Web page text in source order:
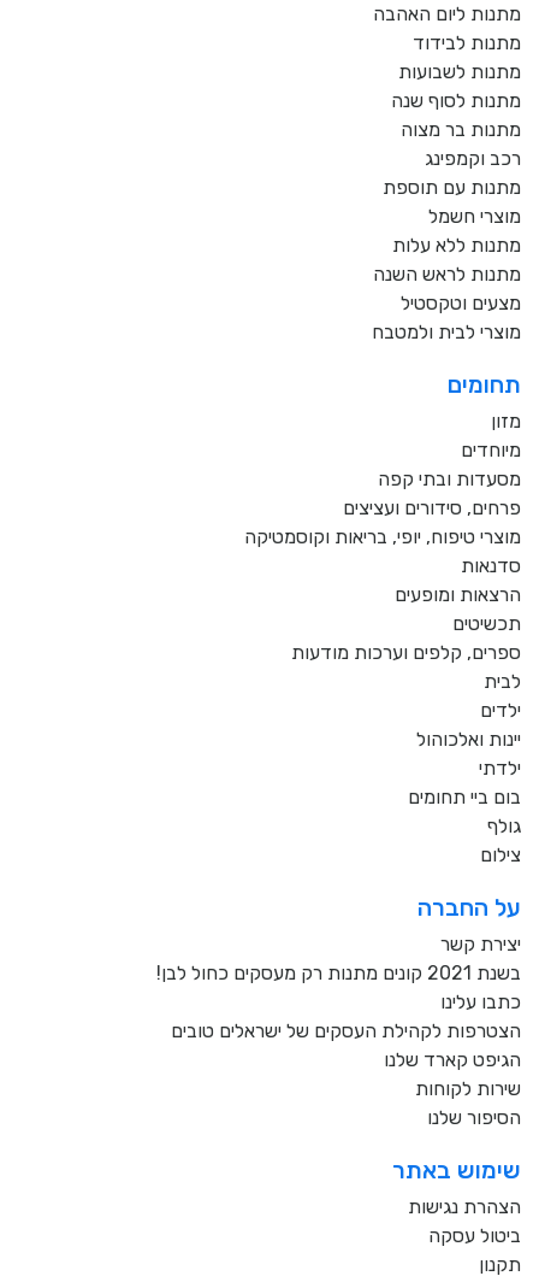
מתנות ליום האהבה
מתנות לבידוד
מתנות לשבועות
מתנות לסוף שנה
מתנות בר מצוה
רכב וקמפינג
מתנות עם תוספת
מוצרי חשמל
מתנות ללא עלות
מתנות לראש השנה
מצעים וטקסטיל
מוצרי לבית ולמטבח
תחומים
מזון
מיוחדים
מסעדות ובתי קפה
פרחים, סידורים ועציצים
מוצרי טיפוח, יופי, בריאות וקוסמטיקה
סדנאות
הרצאות ומופעים
תכשיטים
ספרים, קלפים וערכות מודעות
לבית
ילדים
יינות ואלכוהול
ילדתי
בום ביי תחומים
גולף
צילום
על החברה
יצירת קשר
בשנת 2021 קונים מתנות רק מעסקים כחול לבן!
כתבו עלינו
הצטרפות לקהילת העסקים של ישראלים טובים
הגיפט קארד שלנו
שירות לקוחות
הסיפור שלנו
שימוש באתר
הצהרת נגישות
ביטול עסקה
תקנון